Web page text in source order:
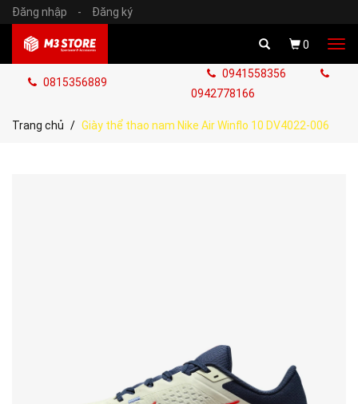
Đăng nhập - Đăng ký
0
0815356889
0941558356
0942778166
Trang chủ Giày thể thao nam Nike Air Winflo 10 DV4022-006